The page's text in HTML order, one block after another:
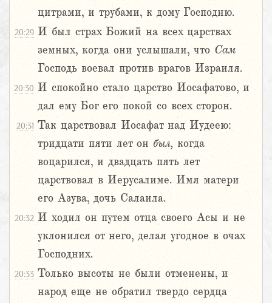
цитрами, и трубами, к дому Господню.
20:29 И был страх Божий на всех царствах
земных, когда они услышали, что Сам
Господь воевал против врагов Израиля.
20:30 И спокойно стало царство Иосафатово, и
дал ему Бог его покой со всех сторон.
20:31 Так царствовал Иосафат над Иудеею:
тридцати пяти лет он был, когда
воцарился, и двадцать пять лет
царствовал в Иерусалиме. Имя матери
его Азува, дочь Салаила.
20:32 И ходил он путем отца своего Асы и не
уклонился от него, делая угодное в очах
Господних.
20:33 Только высоты не были отменены, и
народ еще не обратил твердо сердца